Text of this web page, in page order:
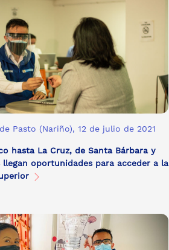
Pasto (Nariño), 12 de julio de 2021
hasta La Cruz, de Santa Bárbara y
llegan oportunidades para acceder a la